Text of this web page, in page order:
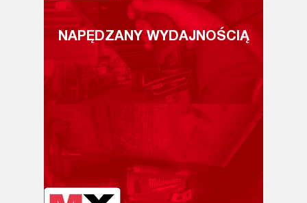
NAPĘDZANY WYDAJNOŚCIĄ